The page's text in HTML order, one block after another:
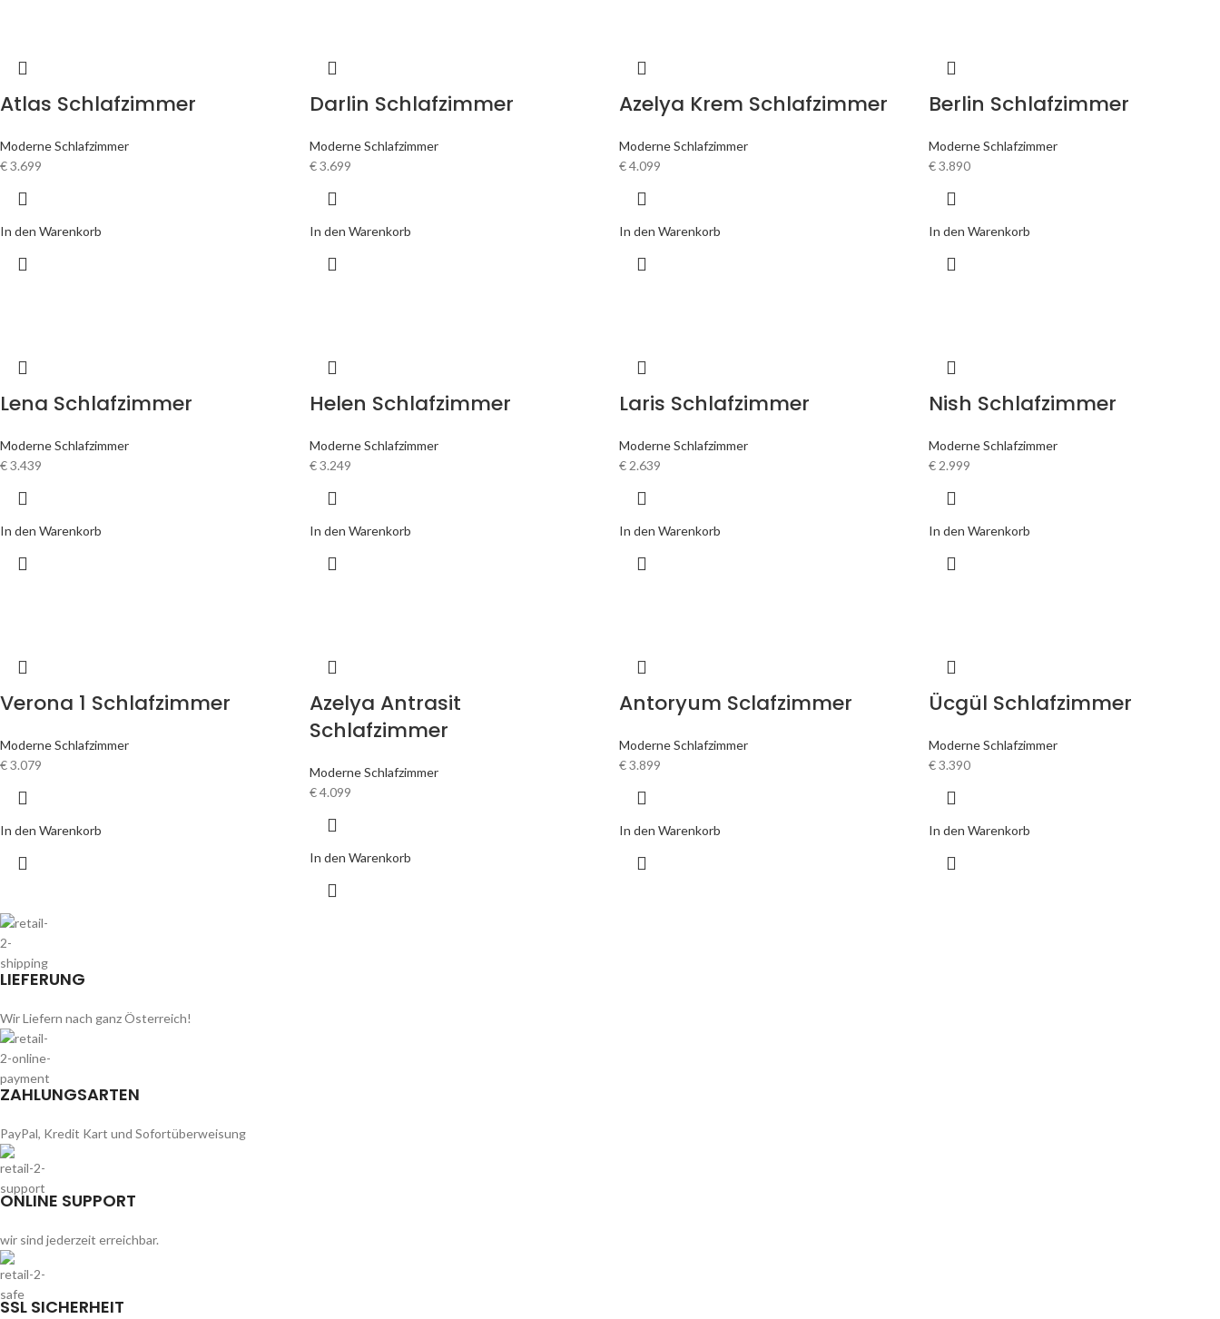
Atlas Schlafzimmer
Moderne Schlafzimmer
€3.699
In den Warenkorb
Darlin Schlafzimmer
Moderne Schlafzimmer
€3.699
In den Warenkorb
Azelya Krem Schlafzimmer
Moderne Schlafzimmer
€4.099
In den Warenkorb
Berlin Schlafzimmer
Moderne Schlafzimmer
€3.890
In den Warenkorb
Lena Schlafzimmer
Moderne Schlafzimmer
€3.439
In den Warenkorb
Helen Schlafzimmer
Moderne Schlafzimmer
€3.249
In den Warenkorb
Laris Schlafzimmer
Moderne Schlafzimmer
€ 2.639
In den Warenkorb
Nish Schlafzimmer
Moderne Schlafzimmer
€ 2.999
In den Warenkorb
Verona 1 Schlafzimmer
Moderne Schlafzimmer
€3.079
In den Warenkorb
Azelya Antrasit
Schlafzimmer
Moderne Schlafzimmer
€4.099
In den Warenkorb
Antoryum Sclafzimmer
Moderne Schlafzimmer
€3.899
In den Warenkorb
Ücgül Schlafzimmer
Moderne Schlafzimmer
€3.390
In den Warenkorb
LIEFERUNG
Wir Liefern nach ganz Österreich!
ZAHLUNGSARTEN
PayPal, Kredit Kart und Sofortüberweisung
ONLINE SUPPORT
wir sind jederzeit erreichbar.
SSL SICHERHEIT